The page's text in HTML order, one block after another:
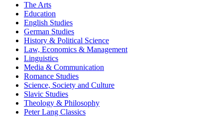
The Arts
Education
English Studies
German Studies
History & Political Science
Law, Economics & Management
Linguistics
Media & Communication
Romance Studies
Science, Society and Culture
Slavic Studies
Theology & Philosophy
Peter Lang Classics